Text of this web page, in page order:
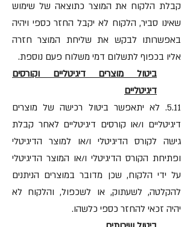
קבלת הלקוח את המוצר כתוצאה של שימוש
שאינו סביר, הלקוח לא יקבל החזר כספי ויהיה
באפשרותו לבקש את שליחת המוצר חזרה
אליו בכפוף לתשלום דמי משלוח פעם נוספת.
ביטול מוצרים דיגיטליים וקורסים
דיגיטליים
5.11. לא יתאפשר ביטול רכישה של מוצרים
דיגיטליים ו/או קורסים דיגיטליים לאחר קבלת
גישה לקורס הדיגיטלי ו/או למוצר הדיגיטלי
ופתיחת הקורס הדיגיטלי ו/או המוצר הדיגיטלי
על ידי הלקוח, שכן מדובר במוצרים הניתנים
להקלטה, לשעתוק, או לשכפול, והלקוח לא
יהיה זכאי להחזר כספי כלשהו.